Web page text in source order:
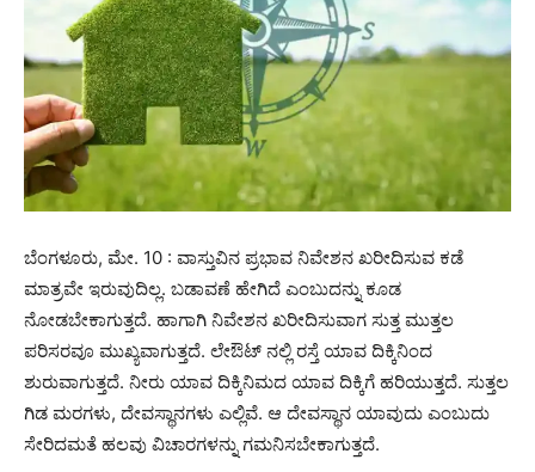
ಬೆಂಗಳೂರು, ಮೇ. 10 : ವಾಸ್ತುವಿನ ಪ್ರಭಾವ ನಿವೇಶನ ಖರೀದಿಸುವ ಕಡೆ
ಮಾತ್ರವೇ ಇರುವುದಿಲ್ಲ. ಬಡಾವಣೆ ಹೇಗಿದೆ ಎಂಬುದನ್ನು ಕೂಡ
ನೋಡಬೇಕಾಗುತ್ತದೆ. ಹಾಗಾಗಿ ನಿವೇಶನ ಖರೀದಿಸುವಾಗ ಸುತ್ತ ಮುತ್ತಲ
ಪರಿಸರವೂ ಮುಖ್ಯವಾಗುತ್ತದೆ. ಲೇಔಟ್ ನಲ್ಲಿ ರಸ್ತೆ ಯಾವ ದಿಕ್ಕಿನಿಂದ
ಶುರುವಾಗುತ್ತದೆ. ನೀರು ಯಾವ ದಿಕ್ಕಿನಿಮದ ಯಾವ ದಿಕ್ಕಿಗೆ ಹರಿಯುತ್ತದೆ. ಸುತ್ತಲ
ಗಿಡ ಮರಗಳು, ದೇವಸ್ಥಾನಗಳು ಎಲ್ಲಿವೆ. ಆ ದೇವಸ್ಥಾನ ಯಾವುದು ಎಂಬುದು
ಸೇರಿದಮತೆ ಹಲವು ವಿಚಾರಗಳನ್ನು ಗಮನಿಸಬೇಕಾಗುತ್ತದೆ.